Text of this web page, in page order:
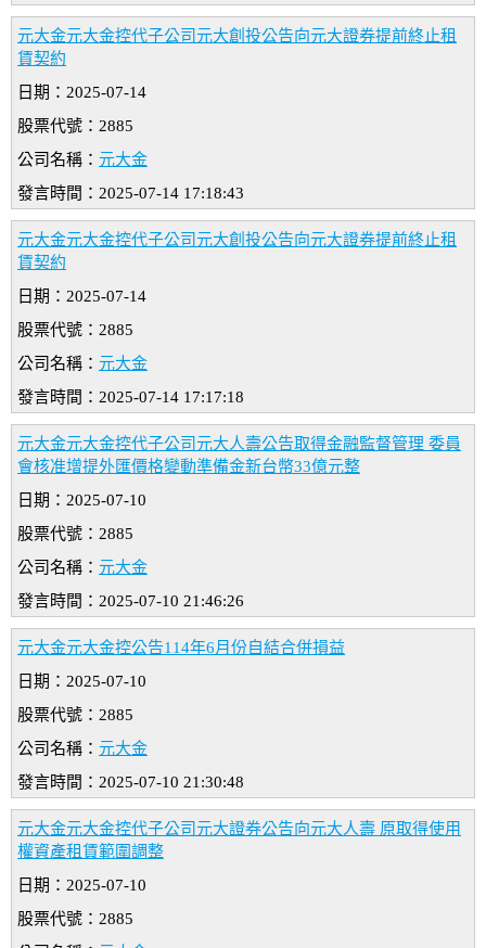
元大金元大金控代子公司元大創投公告向元大證券提前終止租
賃契約
日期：2025-07-14
股票代號：2885
公司名稱： 元大金
發言時間：2025-07-14 17:18:43
元大金元大金控代子公司元大創投公告向元大證券提前終止租
賃契約
日期：2025-07-14
股票代號：2885
公司名稱： 元大金
發言時間：2025-07-14 17:17:18
元大金元大金控代子公司元大人壽公告取得金融監督管理 委員
會核准增提外匯價格變動準備金新台幣33億元整
日期：2025-07-10
股票代號：2885
公司名稱： 元大金
發言時間：2025-07-10 21:46:26
元大金元大金控公告114年6月份自結合併損益
日期：2025-07-10
股票代號：2885
公司名稱： 元大金
發言時間：2025-07-10 21:30:48
元大金元大金控代子公司元大證券公告向元大人壽 原取得使用
權資產租賃範圍調整
日期：2025-07-10
股票代號：2885